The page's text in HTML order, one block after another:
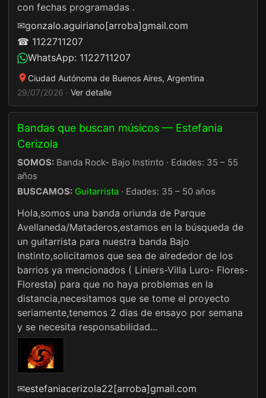
con fechas programadas .
✉gonzalo.aguiriano[arroba]gmail.com
☎ 1122711207
WhatsApp: 1122711207
Ciudad Autónoma de Buenos Aires, Argentina ·
29/07/2026 · Ver detalle
Bandas que buscan músicos — Estefania
Cerizola
SOMOS: Banda Rock- Bajo Instinto · Edades: 35 – 55
años
BUSCAMOS: Guitarrista · Edades: 35 – 50 años
Hola,somos una banda oriunda de Parque
Avellaneda/Mataderos,estamos en la búsqueda de
un guitarrista para nuestra banda Bajo
Instinto,solicitamos que sea de alrededor de los
barrios ya mencionados ( Liniers-Villa Luro- Flores-
Floresta) para que no haya problemas en la
distancia,necesitamos que se tome el proyecto
seriamente,tenemos 2 dias de ensayo por semana
y se necesita responsabilidad...
✉estefaniacerizola22[arroba]gmail.com